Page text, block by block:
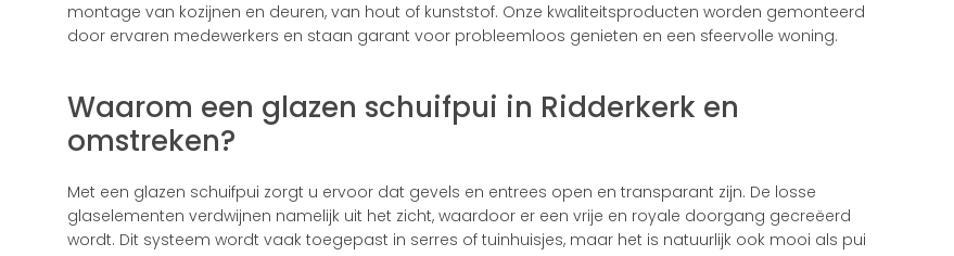
montage van kozijnen en deuren, van hout of kunststof. Onze kwaliteitsproducten worden gemonteerd
door ervaren medewerkers en staan garant voor probleemloos genieten en een sfeervolle woning.
Waarom een glazen schuifpui in Ridderkerk en
omstreken?
Met een glazen schuifpui zorgt u ervoor dat gevels en entrees open en transparant zijn. De losse
glaselementen verdwijnen namelijk uit het zicht, waardoor er een vrije en royale doorgang gecreëerd
wordt. Dit systeem wordt vaak toegepast in serres of tuinhuisjes, maar het is natuurlijk ook mooi als pui